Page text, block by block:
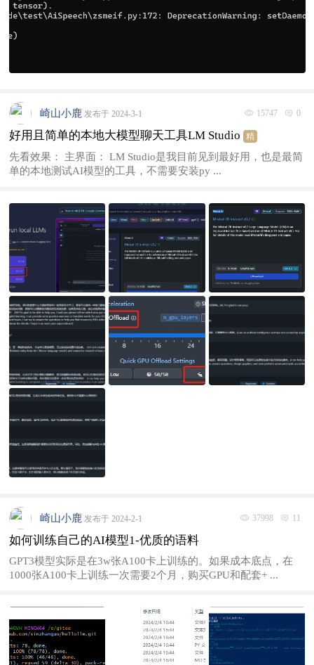
15747 0
崎山小鹿 发布于 2024-3-1
好用且简单的本地大模型聊天工具LM Studio 精
先看效果： 主界面： LM Studio是我目前见到最好用，也是最简
单的本地测试AI模型的工具，不需要安装py ...
37998 11
崎山小鹿 发布于 2024-2-1
如何训练自己的AI模型1-优质的语料
GPT3模型实际是在3w张A100卡上训练的。如果成本底点，在
1000张A100卡上训练一次需要2个月，购买GPU和配套+ ...